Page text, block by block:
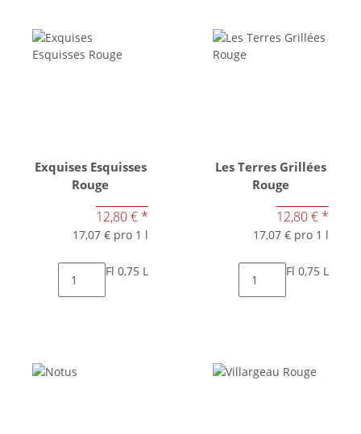
Exquises Esquisses
Rouge
12,80 € *
17,07 € pro 1 l
Fl 0,75 L
Les Terres Grillées
Rouge
12,80 € *
17,07 € pro 1 l
Fl 0,75 L